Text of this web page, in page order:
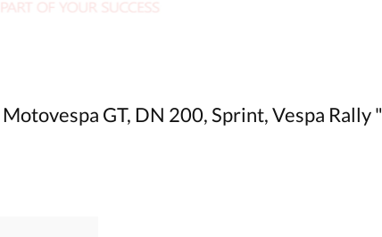
GT, DN 200, Sprint, Vespa Rally "